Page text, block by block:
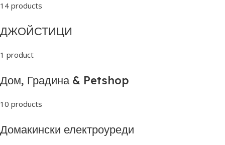
14 products
ДЖОЙСТИЦИ
1 product
Дом, Градина & Petshop
10 products
Домакински електроуреди